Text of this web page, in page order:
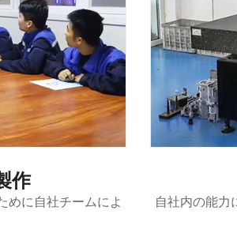
作
めに自社チームによ
自社内の能力